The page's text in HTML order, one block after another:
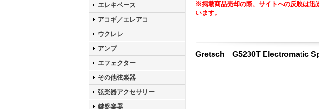
エレキベース
アコギ／エレアコ
ウクレレ
アンプ
エフェクター
その他弦楽器
弦楽器アクセサリー
鍵盤楽器
※掲載商品売却の際、サイトへの反映は迅
います。
Gretsch G5230T Electromatic